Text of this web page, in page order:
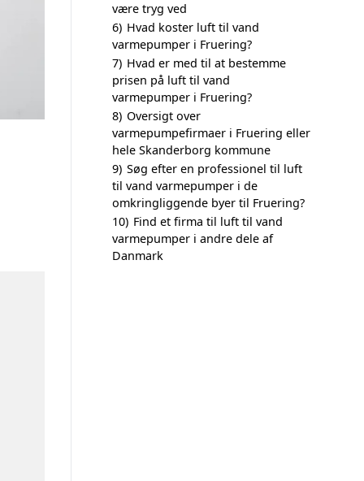
være tryg ved
6) Hvad koster luft til vand
varmepumper i Fruering?
7) Hvad er med til at bestemme
prisen på luft til vand
varmepumper i Fruering?
8) Oversigt over
varmepumpefirmaer i Fruering eller
hele Skanderborg kommune
9) Søg efter en professionel til luft
til vand varmepumper i de
omkringliggende byer til Fruering?
10) Find et firma til luft til vand
varmepumper i andre dele af
Danmark